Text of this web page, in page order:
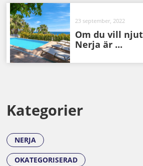
23 september, 2022
Om du vill
Nerja är ...
Kategorier
NERJA
OKATEGORISERAD